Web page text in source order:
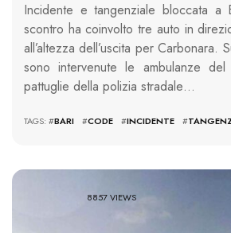
Incidente e tangenziale bloccata a
scontro ha coinvolto tre auto in
all’altezza dell’uscita per Carbonara.
sono intervenute le ambulanze
pattuglie della polizia stradale…
TAGS: #BARI #CODE #INCIDENTE #
8857 VIEWS